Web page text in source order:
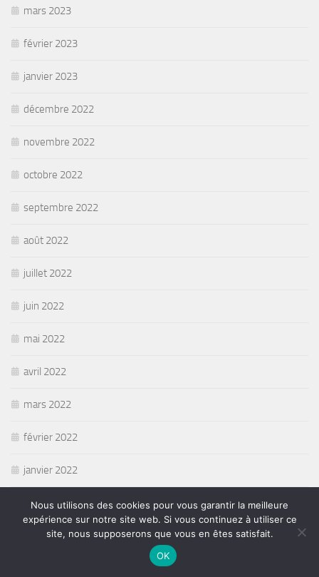
mars 2023
février 2023
janvier 2023
décembre 2022
novembre 2022
octobre 2022
septembre 2022
août 2022
juillet 2022
juin 2022
mai 2022
avril 2022
mars 2022
février 2022
janvier 2022
décembre 2021
novembre 2021
Nous utilisons des cookies pour vous garantir la meilleure
expérience sur notre site web. Si vous continuez à utiliser ce
site, nous supposerons que vous en êtes satisfait.
OK